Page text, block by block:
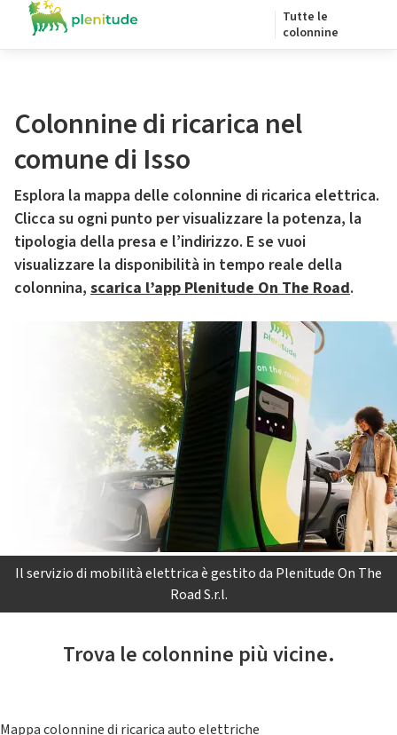
Tutte le
colonnine
Colonnine di ricarica nel
comune di Isso
Esplora la mappa delle colonnine di ricarica elettrica.
Clicca su ogni punto per visualizzare la potenza, la
tipologia della presa e l’indirizzo. E se vuoi
visualizzare la disponibilità in tempo reale della
colonnina, scarica l’app Plenitude On The Road.
Il servizio di mobilità elettrica è gestito da Plenitude On The
Road S.r.l.
Trova le colonnine più vicine.
Mappa colonnine di ricarica auto elettriche